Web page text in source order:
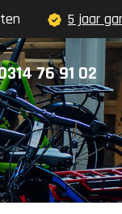
Zoeken
5 jaar
76 91 02